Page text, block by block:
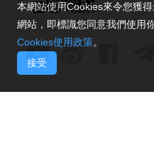
本網站使用Cookies來令您獲
網站，即標識您同意我們使用
Cookies使用政策。
接受